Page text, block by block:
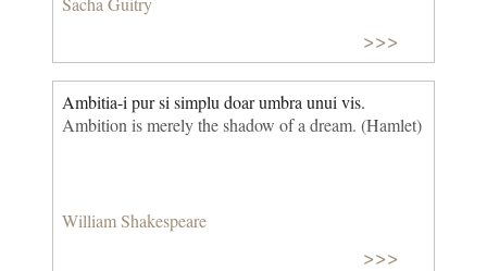
>>>
Ambitia-i pur si simplu doar umbra unui vis.
Ambition is merely the shadow of a dream. (Hamlet)
William Shakespeare
>>>